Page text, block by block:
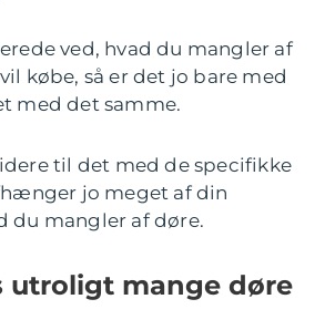
ved, hvad du mangler af
købe, så er det jo bare med
med det samme.
til det med de specifikke
jo meget af din
du mangler af døre.
utroligt mange døre